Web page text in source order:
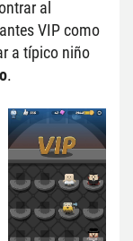
al
VIP como
a típico niño
.